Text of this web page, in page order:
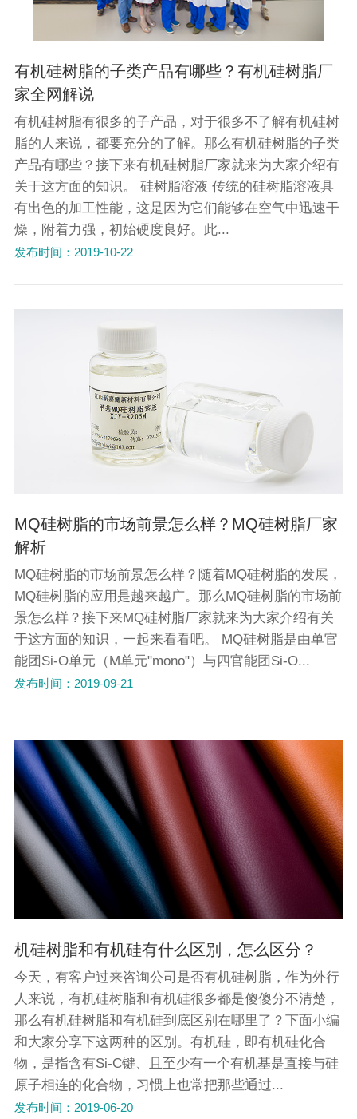
有机硅树脂的子类产品有哪些？有机硅树脂厂
家全网解说
有机硅树脂有很多的子产品，对于很多不了解有机硅树
脂的人来说，都要充分的了解。那么有机硅树脂的子类
产品有哪些？接下来有机硅树脂厂家就来为大家介绍有
关于这方面的知识。 硅树脂溶液 传统的硅树脂溶液具
有出色的加工性能，这是因为它们能够在空气中迅速干
燥，附着力强，初始硬度良好。此...
发布时间：2019-10-22
MQ硅树脂的市场前景怎么样？MQ硅树脂厂家
解析
MQ硅树脂的市场前景怎么样？随着MQ硅树脂的发展，
MQ硅树脂的应用是越来越广。那么MQ硅树脂的市场前
景怎么样？接下来MQ硅树脂厂家就来为大家介绍有关
于这方面的知识，一起来看看吧。 MQ硅树脂是由单官
能团Si-O单元（M单元"mono"）与四官能团Si-O...
发布时间：2019-09-21
机硅树脂和有机硅有什么区别，怎么区分？
今天，有客户过来咨询公司是否有机硅树脂，作为外行
人来说，有机硅树脂和有机硅很多都是傻傻分不清楚，
那么有机硅树脂和有机硅到底区别在哪里了？下面小编
和大家分享下这两种的区别。有机硅，即有机硅化合
物，是指含有Si-C键、且至少有一个有机基是直接与硅
原子相连的化合物，习惯上也常把那些通过...
发布时间：2019-06-20